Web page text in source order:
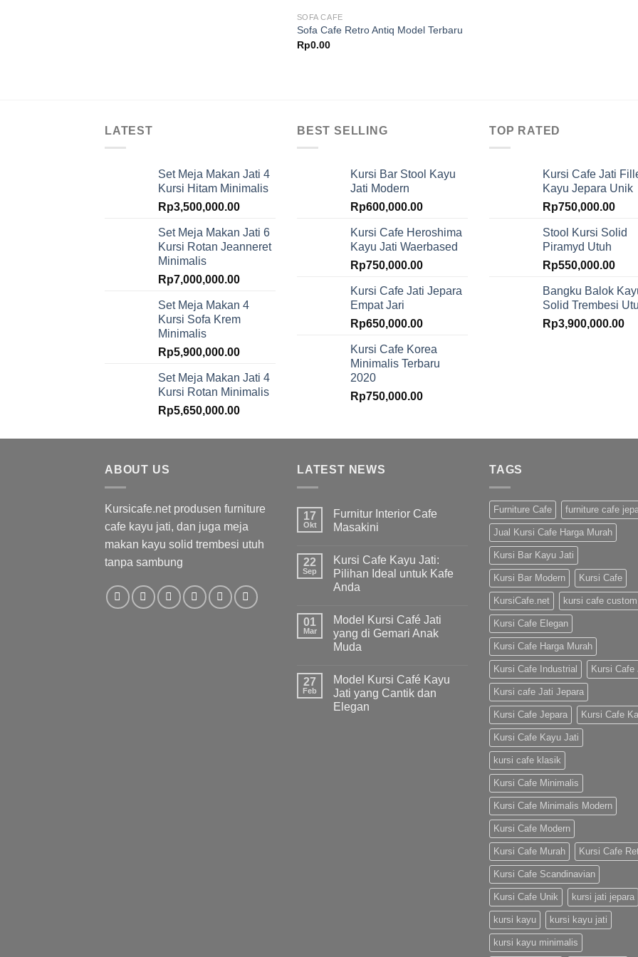
SOFA CAFE
Sofa Cafe Retro Antiq Model Terbaru
Rp0.00
LATEST
Set Meja Makan Jati 4
Kursi Hitam Minimalis
Rp3,500,000.00
Set Meja Makan Jati 6
Kursi Rotan Jeanneret
Minimalis
Rp7,000,000.00
Set Meja Makan 4
Kursi Sofa Krem
Minimalis
Rp5,900,000.00
Set Meja Makan Jati 4
Kursi Rotan Minimalis
Rp5,650,000.00
BEST SELLING
Kursi Bar Stool Kayu
Jati Modern
Rp600,000.00
Kursi Cafe Heroshima
Kayu Jati Waerbased
Rp750,000.00
Kursi Cafe Jati Jepara
Empat Jari
Rp650,000.00
Kursi Cafe Korea
Minimalis Terbaru
2020
Rp750,000.00
TOP RATED
Kursi Cafe Jati
Kayu Jepara Unik
Rp750,000.00
Stool Kursi Solid
Piramyd Utuh
Rp550,000.00
Bangku Balok
Solid Trembesi
Rp3,900,000.00
ABOUT US
Kursicafe.net produsen furniture
cafe kayu jati, dan juga meja
makan kayu solid trembesi utuh
tanpa sambung
LATEST NEWS
17
Okt
Furnitur Interior Cafe
Masakini
22
Sep
Kursi Cafe Kayu Jati:
Pilihan Ideal untuk Kafe
Anda
01
Mar
Model Kursi Café Jati
yang di Gemari Anak
Muda
27
Feb
Model Kursi Café Kayu
Jati yang Cantik dan
Elegan
TAGS
Furniture Cafe furniture cafe
Jual Kursi Cafe Harga Murah
Kursi Bar Kayu Jati
Kursi Bar Modern Kursi Cafe
KursiCafe.net kursi cafe custom
Kursi Cafe Elegan
Kursi Cafe Harga Murah
Kursi Cafe Industrial Kursi Cafe
Kursi cafe Jati Jepara
Kursi Cafe Jepara Kursi Cafe
Kursi Cafe Kayu Jati
kursi cafe klasik
Kursi Cafe Minimalis
Kursi Cafe Minimalis Modern
Kursi Cafe Modern
Kursi Cafe Murah Kursi Cafe
Kursi Cafe Scandinavian
Kursi Cafe Unik kursi jati jepara
kursi kayu kursi kayu jati
kursi kayu minimalis